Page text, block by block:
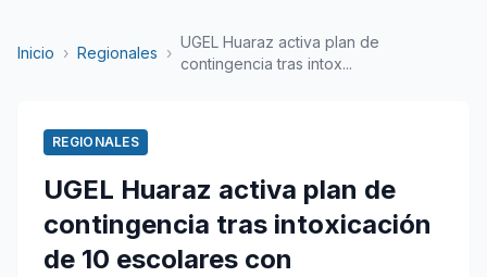
Inicio › Regionales ›
UGEL Huaraz activa plan de
contingencia tras intox...
REGIONALES
UGEL Huaraz activa plan de
contingencia tras intoxicación
de 10 escolares con